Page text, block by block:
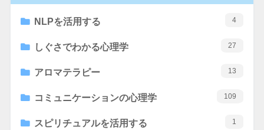
NLPを活用する 4
しぐさでわかる心理学 27
アロマテラピー 13
コミュニケーションの心理学 109
スピリチュアルを活用する 1